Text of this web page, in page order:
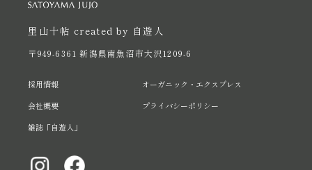
里山十帖 created by 自遊人
〒949-6361 新潟県南魚沼市大沢1209-6
採用情報
会社概要
雑誌「自遊人」
オーガニック・エクスプレス
プライバシーポリシー